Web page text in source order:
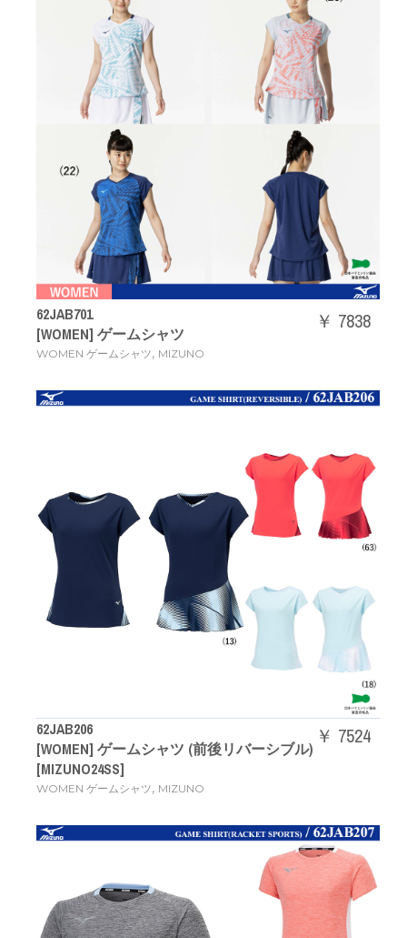
62JAB701
[WOMEN] ゲームシャツ
WOMEN ゲームシャツ, MIZUNO
￥ 7838
62JAB206
[WOMEN] ゲームシャツ (前後リバーシブル)
[MIZUNO24SS]
WOMEN ゲームシャツ, MIZUNO
￥ 7524